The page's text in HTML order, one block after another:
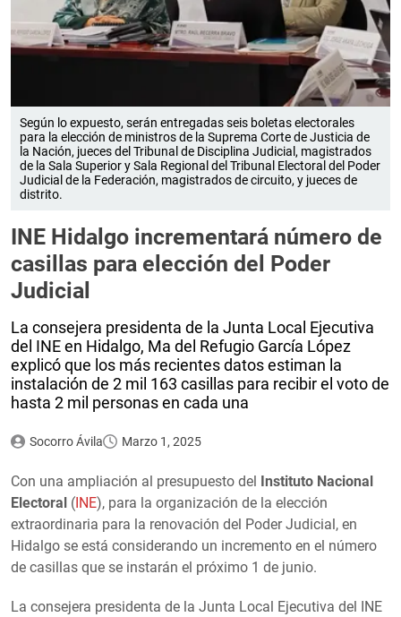
Según lo expuesto, serán entregadas seis boletas electorales
para la elección de ministros de la Suprema Corte de Justicia de
la Nación, jueces del Tribunal de Disciplina Judicial, magistrados
de la Sala Superior y Sala Regional del Tribunal Electoral del Poder
Judicial de la Federación, magistrados de circuito, y jueces de
distrito.
INE Hidalgo incrementará número de
casillas para elección del Poder
Judicial
La consejera presidenta de la Junta Local Ejecutiva
del INE en Hidalgo, Ma del Refugio García López
explicó que los más recientes datos estiman la
instalación de 2 mil 163 casillas para recibir el voto de
hasta 2 mil personas en cada una
Socorro Ávila Marzo 1, 2025
Con una ampliación al presupuesto del Instituto Nacional
Electoral (INE), para la organización de la elección
extraordinaria para la renovación del Poder Judicial, en
Hidalgo se está considerando un incremento en el número
de casillas que se instarán el próximo 1 de junio.
La consejera presidenta de la Junta Local Ejecutiva del INE